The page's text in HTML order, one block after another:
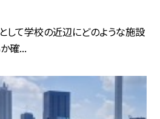
して学校の近辺にどのような施設
確...